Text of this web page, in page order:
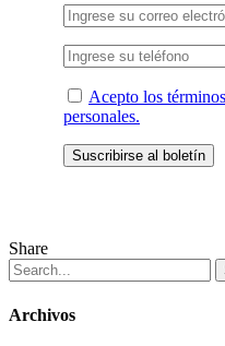
Acepto los
personales.
Share
Archivos